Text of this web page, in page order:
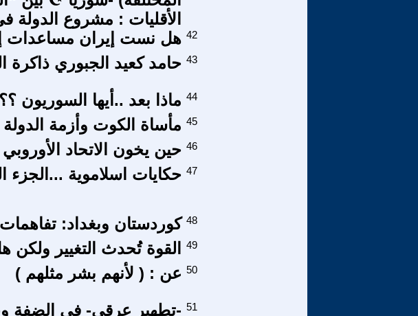
الأقليات : مشروع
هل نست إيران مساعدات 42
حامد كعيد الجبوري 43
ماذا بعد ..أيها السوريون ؟؟ 44
مأساة الكوت وأزمة الدولة 45
حين يخون الاتحاد الأوروبي 46
حكايات اسلاموية ...الجزء 47
كوردستان وبغداد: 48
القوة تُحدث التغيير ولكن 49
عن : ( لأنهم بشر مثلهم ) 50
-تطهير عرقي- في الضفة 51